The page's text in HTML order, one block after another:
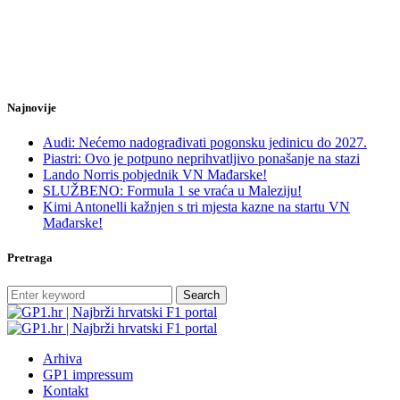
Najnovije
Audi: Nećemo nadograđivati pogonsku jedinicu do 2027.
Piastri: Ovo je potpuno neprihvatljivo ponašanje na stazi
Lando Norris pobjednik VN Mađarske!
SLUŽBENO: Formula 1 se vraća u Maleziju!
Kimi Antonelli kažnjen s tri mjesta kazne na startu VN
Mađarske!
Pretraga
Search
Arhiva
GP1 impressum
Kontakt